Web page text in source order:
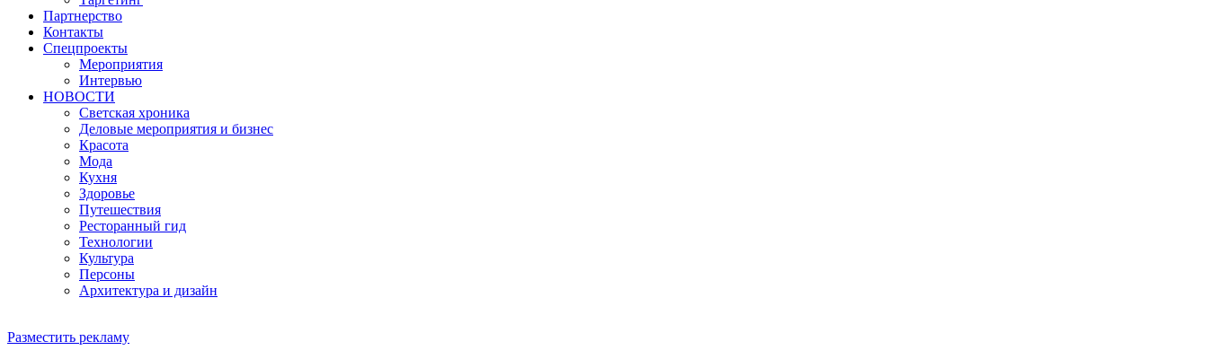
Партнерство
Контакты
Спецпроекты
Мероприятия
Интервью
НОВОСТИ
Светская хроника
Деловые мероприятия и бизнес
Красота
Мода
Кухня
Здоровье
Путешествия
Ресторанный гид
Технологии
Культура
Персоны
Архитектура и дизайн
Разместить рекламу